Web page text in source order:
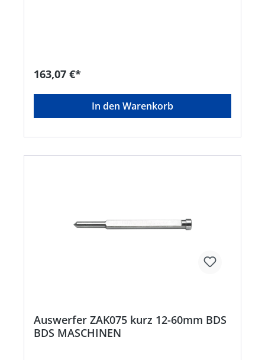
163,07 €*
In den Warenkorb
Auswerfer ZAK075 kurz 12-60mm BDS
BDS MASCHINEN